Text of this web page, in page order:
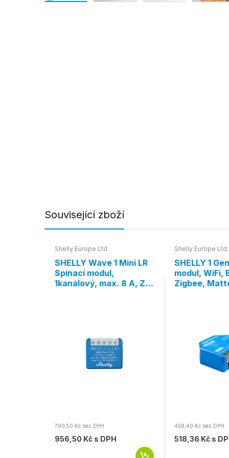
Související zboží
Shelly Europe Ltd.
SHELLY Wave 1 Mini LR
Spínací modul,
1kanálový, max. 8 A, Z-
790,50 Kč bez DPH
956,50 Kč s DPH
Shelly Europe Ltd.
SHELLY 1
modul, WiFi,
Zigbee,
428,40 Kč bez DPH
518,36 Kč s